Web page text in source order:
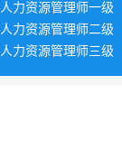
人力资源管理师一级
人力资源管理师二级
人力资源管理师三级